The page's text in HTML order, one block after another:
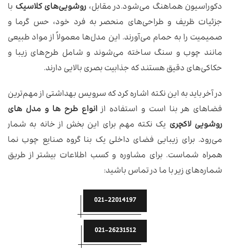
دکوراسیون هماهنگ می‌شود.در مقابل، روشویی‌های کلاسیک با
جزئیات ظریف و طراحی‌های منحصر به فرد خود، حس گرما و
صمیمیت را به حمام می‌آورند. این مدل‌ها معمولاً از مواد طبیعی
مانند چوب و سنگ ساخته می‌شوند و شامل طرح‌های زیبا و
حکاکی‌های دقیق هستند که جذابیت بصری بالایی دارند.
در آخر باید به این نکته اشاره کرد که سرویس بهداشتی از مهم‌ترین
فضاهای هر بنا است و استفاده از انواع طرح ها و مدل های
روشویی لاکچری یک نکته مهم برای این بخش از خانه به شمار
می‌رود. برای زیبایی فضای داخلی یک بنا گروه صنایع چوب نما
همراه شماست. برای مشاوره و کسب اطلاعات بیشتر از طریق
شماره‌های زیر با ما در تماس باشید:
021-22014197
021-26231512